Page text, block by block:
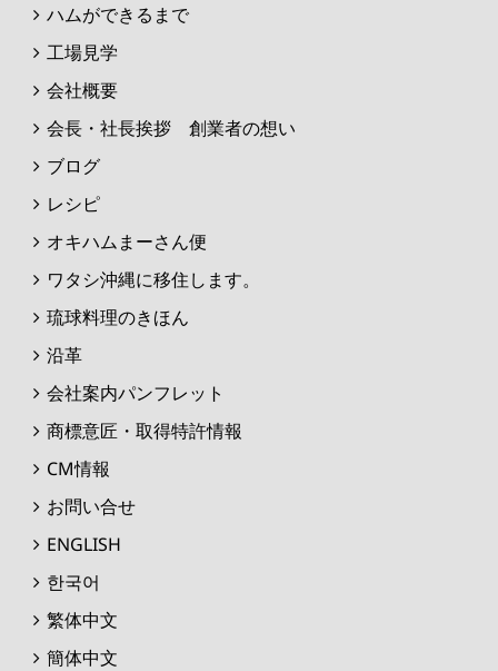
ハムができるまで
工場見学
会社概要
会長・社長挨拶 創業者の想い
ブログ
レシピ
オキハムまーさん便
ワタシ沖縄に移住します。
琉球料理のきほん
沿革
会社案内パンフレット
商標意匠・取得特許情報
CM情報
お問い合せ
ENGLISH
한국어
繁体中文
簡体中文